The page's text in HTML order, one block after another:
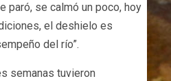
paró, se calmó un poco, hoy
el deshielo es
del río”.
semanas tuvieron